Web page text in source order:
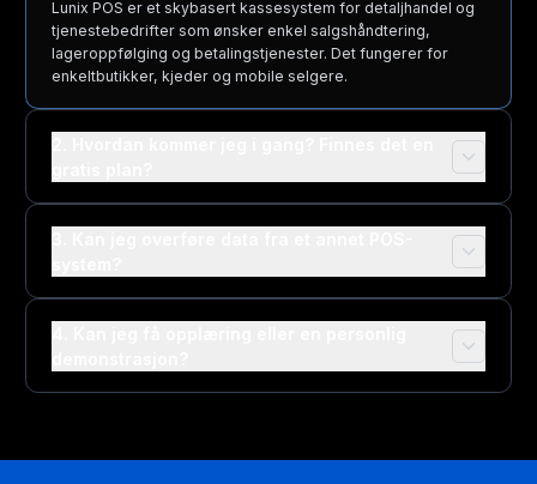
Lunix POS er et skybasert kassesystem for detaljhandel og
tjenestebedrifter som ønsker enkel salgshåndtering,
lageroppfølging og betalingstjenester. Det fungerer for
enkeltbutikker, kjeder og mobile selgere.